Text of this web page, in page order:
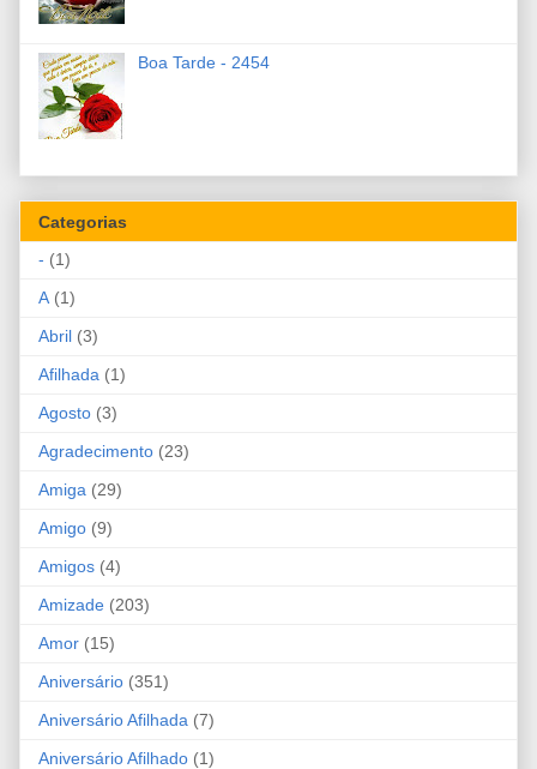
Boa Tarde - 2454
Categorias
- (1)
A (1)
Abril (3)
Afilhada (1)
Agosto (3)
Agradecimento (23)
Amiga (29)
Amigo (9)
Amigos (4)
Amizade (203)
Amor (15)
Aniversário (351)
Aniversário Afilhada (7)
Aniversário Afilhado (1)